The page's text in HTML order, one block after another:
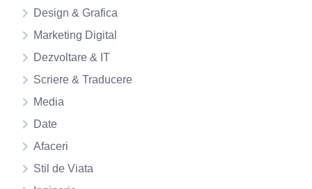
Design & Grafica
Marketing Digital
Dezvoltare & IT
Scriere & Traducere
Media
Date
Afaceri
Stil de Viata